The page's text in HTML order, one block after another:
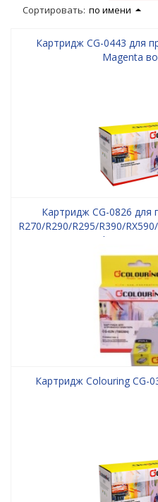
Сортировать: по имени
Картридж CG-0443 для
Magenta
Картридж CG-0826 для
R270/R290/R295/R390/
Light
Картридж Colouring CG-